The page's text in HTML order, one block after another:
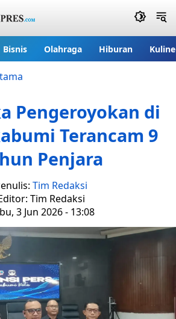
Bisnis Olahraga Hiburan
Pengeroyokan di
Terancam 9
Penjara
Tim Redaksi
Tim Redaksi
3 Jun 2026 - 13:08